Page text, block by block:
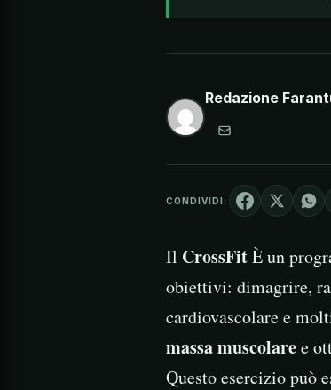
Redazione
CONDIVIDI:
Il CrossFitÈ un
obiettivi: dimagrire,
cardiovascolare e
massa muscolaree
Questo esercizio può